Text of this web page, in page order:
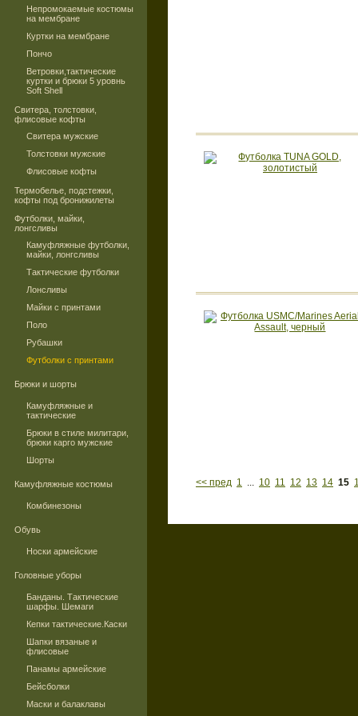
Непромокаемые костюмы
на мембране
Куртки на мембране
Пончо
Ветровки,тактические
куртки и брюки 5 уровнь
Soft Shell
Свитера, толстовки,
флисовые кофты
Свитера мужские
Толстовки мужские
Флисовые кофты
Термобелье, подстежки,
кофты под бронижилеты
Футболки, майки,
лонгсливы
Камуфляжные футболки,
майки, лонгсливы
Тактические футболки
Лонсливы
Майки с принтами
Поло
Рубашки
Футболки с принтами
Брюки и шорты
Камуфляжные и
тактические
Брюки в стиле милитари,
брюки карго мужские
Шорты
Камуфляжные костюмы
Комбинезоны
Обувь
Носки армейские
Головные уборы
Банданы. Тактические
шарфы. Шемаги
Кепки тактические.Каски
Шапки вязаные и
флисовые
Панамы армейские
Бейсболки
Маски и балаклавы
<< пред 1 ... 10 11 12 13 14 15